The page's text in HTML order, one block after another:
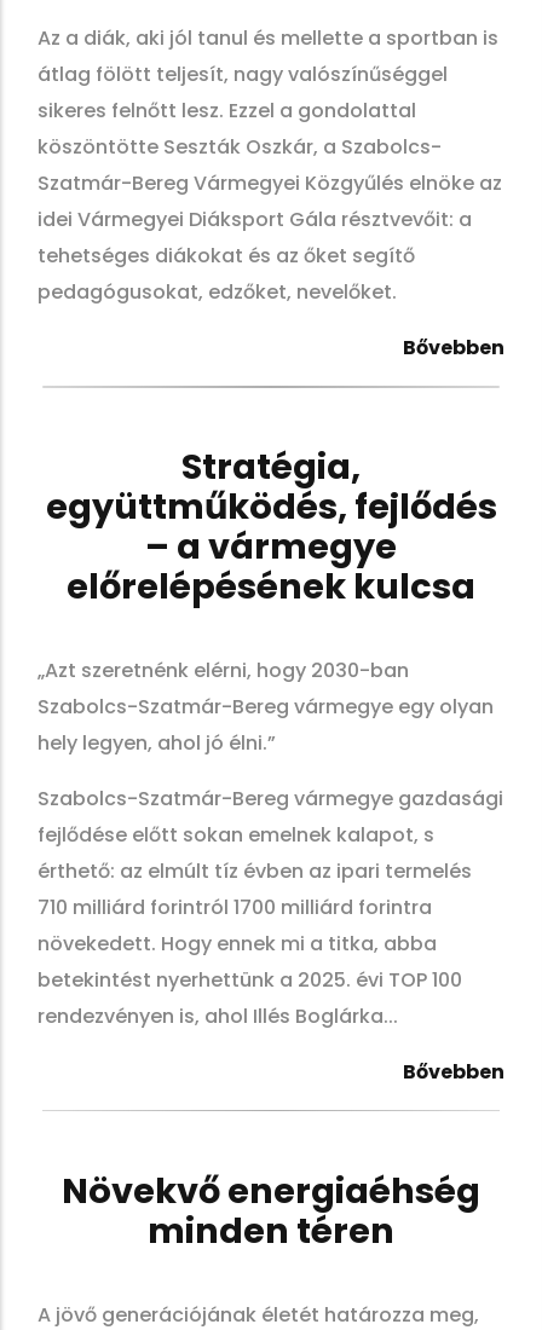
Az a diák, aki jól tanul és mellette a sportban is
átlag fölött teljesít, nagy valószínűséggel
sikeres felnőtt lesz. Ezzel a gondolattal
köszöntötte Seszták Oszkár, a Szabolcs-
Szatmár-Bereg Vármegyei Közgyűlés elnöke az
idei Vármegyei Diáksport Gála résztvevőit: a
tehetséges diákokat és az őket segítő
pedagógusokat, edzőket, nevelőket.
Bővebben
Stratégia,
együttműködés, fejlődés
– a vármegye
előrelépésének kulcsa
„Azt szeretnénk elérni, hogy 2030-ban
Szabolcs-Szatmár-Bereg vármegye egy olyan
hely legyen, ahol jó élni.”
Szabolcs-Szatmár-Bereg vármegye gazdasági
fejlődése előtt sokan emelnek kalapot, s
érthető: az elmúlt tíz évben az ipari termelés
710 milliárd forintról 1700 milliárd forintra
növekedett. Hogy ennek mi a titka, abba
betekintést nyerhettünk a 2025. évi TOP 100
rendezvényen is, ahol Illés Boglárka...
Bővebben
Növekvő energiaéhség
minden téren
A jövő generációjának életét határozza meg,